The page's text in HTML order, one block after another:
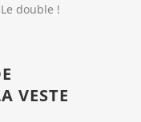
double !
VESTE